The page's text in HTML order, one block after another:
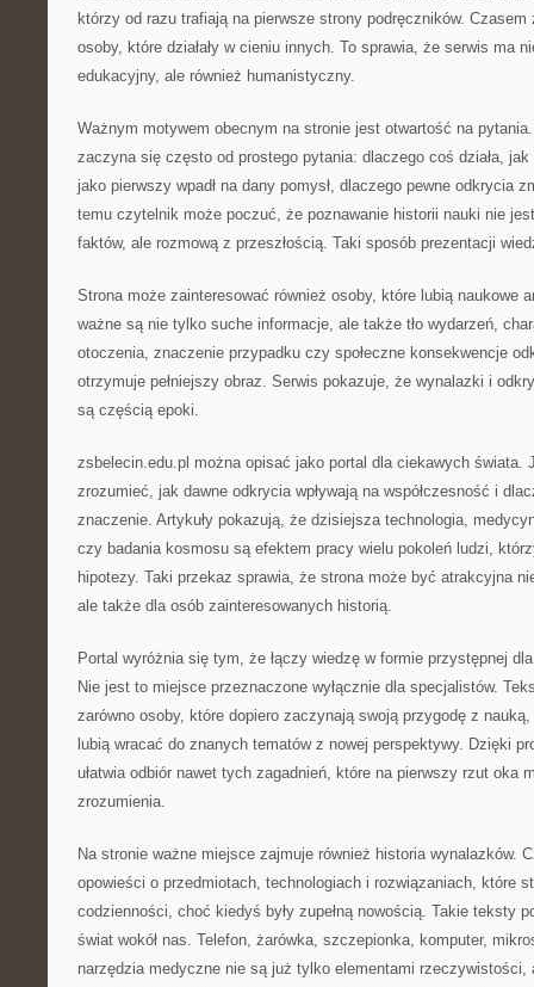
którzy od razu trafiają na pierwsze strony podręczników.
osoby, które działały w cieniu innych. To sprawia, że serwis ma
edukacyjny, ale również humanistyczny.
Ważnym motywem obecnym na stronie jest otwartość na
zaczyna się często od prostego pytania: dlaczego coś działa, jak
jako pierwszy wpadł na dany pomysł, dlaczego pewne odkrycia
temu czytelnik może poczuć, że poznawanie historii nauki nie
faktów, ale rozmową z przeszłością. Taki sposób prezentacji
Strona może zainteresować również osoby, które lubią naukowe
ważne są nie tylko suche informacje, ale także tło wydarzeń,
otoczenia, znaczenie przypadku czy społeczne konsekwencje
otrzymuje pełniejszy obraz. Serwis pokazuje, że wynalazki i
są częścią epoki.
zsbelecin.edu.pl można opisać jako portal dla ciekawych świata.
zrozumieć, jak dawne odkrycia wpływają na współczesność i
znaczenie. Artykuły pokazują, że dzisiejsza technologia,
czy badania kosmosu są efektem pracy wielu pokoleń ludzi,
hipotezy. Taki przekaz sprawia, że strona może być atrakcyjna
ale także dla osób zainteresowanych historią.
Portal wyróżnia się tym, że łączy wiedzę w formie przystępnej
Nie jest to miejsce przeznaczone wyłącznie dla specjalistów.
zarówno osoby, które dopiero zaczynają swoją przygodę z
lubią wracać do znanych tematów z nowej perspektywy. Dzięki
ułatwia odbiór nawet tych zagadnień, które na pierwszy rzut oka
zrozumienia.
Na stronie ważne miejsce zajmuje również historia wynalazków.
opowieści o przedmiotach, technologiach i rozwiązaniach, które
codzienności, choć kiedyś były zupełną nowością. Takie teksty
świat wokół nas. Telefon, żarówka, szczepionka, komputer,
narzędzia medyczne nie są już tylko elementami rzeczywistości,